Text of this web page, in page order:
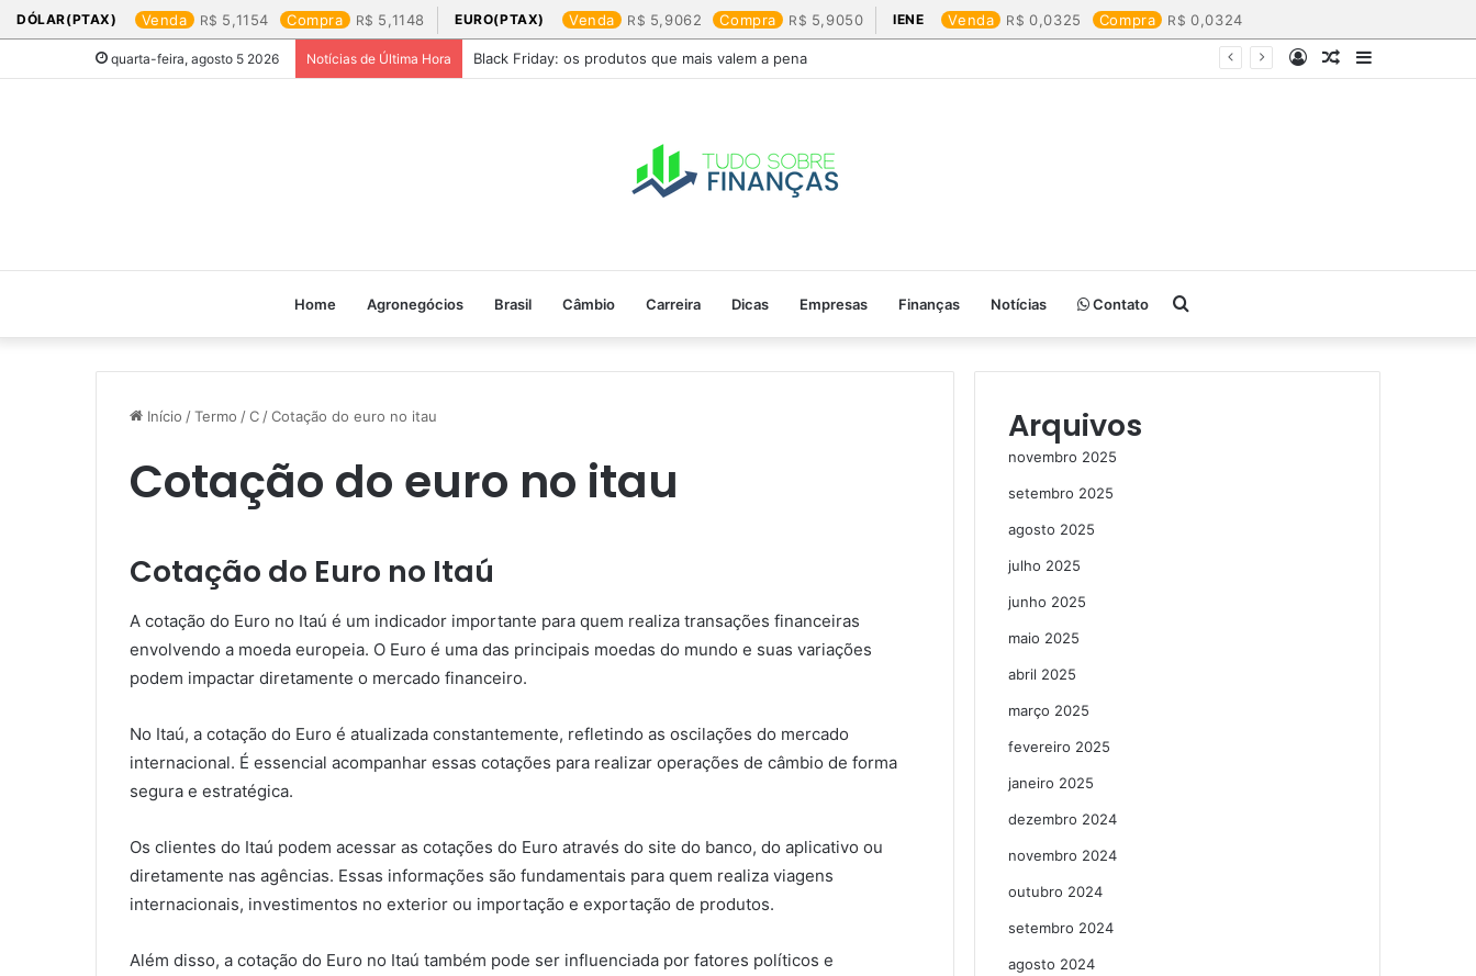
DÓLAR(PTAX) Venda 5,1154 Compra 5,1148 EURO(PTAX) Venda 5,9062 Compra 5,9050 IENE Venda 0,0325 Compra 0,0324
quarta-feira, agosto 5 2026 Notícias de Última Hora Black Friday: os produtos que mais valem a pena
Barra
Artigo
Entrar
Home Agronegócios Brasil Câmbio Carreira Dicas Empresas Finanças Notícias Contato Procurar
por
Início /Termo /C /Cotação do euro no itau​
Cotação do euro no itau​
Cotação do Euro no Itaú
A cotação do Euro no Itaú é um indicador importante para quem realiza transações financeiras
envolvendo a moeda europeia. O Euro é uma das principais moedas do mundo e suas variações
podem impactar diretamente o mercado financeiro.
No Itaú, a cotação do Euro é atualizada constantemente, refletindo as oscilações do mercado
internacional. É essencial acompanhar essas cotações para realizar operações de câmbio de forma
segura e estratégica.
Os clientes do Itaú podem acessar as cotações do Euro através do site do banco, do aplicativo ou
diretamente nas agências. Essas informações são fundamentais para quem realiza viagens
internacionais, investimentos no exterior ou importação e exportação de produtos.
Além disso, a cotação do Euro no Itaú também pode ser influenciada por fatores políticos e
Arquivos
novembro 2025
setembro 2025
agosto 2025
julho 2025
junho 2025
maio 2025
abril 2025
março 2025
fevereiro 2025
janeiro 2025
dezembro 2024
novembro 2024
outubro 2024
setembro 2024
agosto 2024